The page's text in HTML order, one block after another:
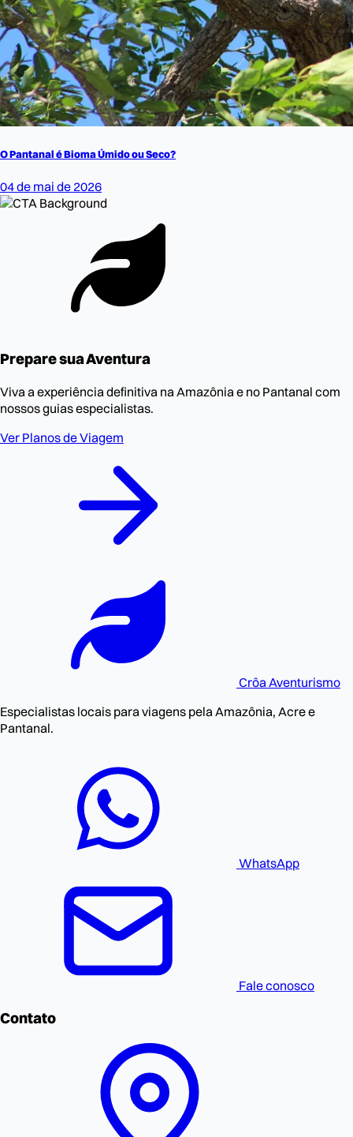
O Pantanal é Bioma Úmido ou Seco?
04 de mai de 2026
Prepare sua Aventura
Viva a experiência definitiva na Amazônia e no Pantanal com
nossos guias especialistas.
Ver Planos de Viagem
Crôa Aventurismo
Especialistas locais para viagens pela Amazônia, Acre e
Pantanal.
WhatsApp
Fale conosco
Contato